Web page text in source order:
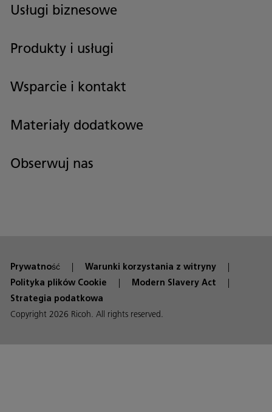
Usługi biznesowe
Produkty i usługi
Wsparcie i kontakt
Materiały dodatkowe
Obserwuj nas
Prywatność
Warunki korzystania z witryny
Polityka plików Cookie
Modern Slavery Act
Strategia podatkowa
Copyright 2026 Ricoh. All rights reserved.